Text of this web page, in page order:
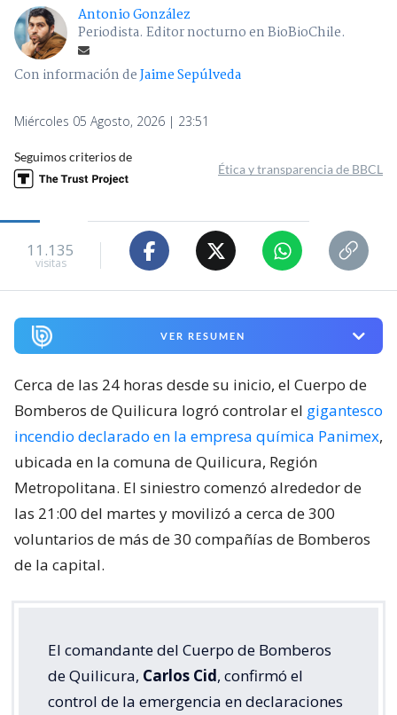
Antonio González
Periodista. Editor nocturno en BioBioChile.
Con información deJaime Sepúlveda
Miércoles 05 Agosto, 2026 | 23:51
Seguimos criterios de
Ética y transparencia de BBCL
11.135
visitas
VER RESUMEN
Cerca de las 24 horas desde su inicio, el Cuerpo de
Bomberos de Quilicura logró controlar el gigantesco
incendio declarado en la empresa química Panimex,
ubicada en la comuna de Quilicura, Región
Metropolitana. El siniestro comenzó alrededor de
las 21:00 del martes y movilizó a cerca de 300
voluntarios de más de 30 compañías de Bomberos
de la capital.
El comandante del Cuerpo de Bomberos
de Quilicura, Carlos Cid, confirmó el
control de la emergencia en declaraciones